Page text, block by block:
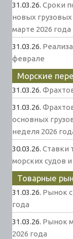
31.03.26. Сроки
новых
марте 2026 года
31.03.26.
феврале
Морские
31.03.26.
31.03.26.
основных
неделя 2026
30.03.26. Ставки
морских судов
Товарные
31.03.26. Рынок
года
31.03.26. Рынок
2026 года